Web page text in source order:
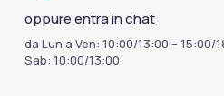
oppureentra in chat
da Lun a Ven: 10:00/13:00 – 15:00/
Sab: 10:00/13:00